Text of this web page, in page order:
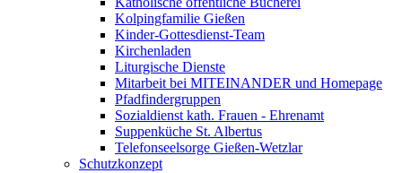
Kolpingfamilie Gießen
Kinder-Gottesdienst-Team
Kirchenladen
Liturgische Dienste
Mitarbeit bei MITEINANDER und Homepage
Pfadfindergruppen
Sozialdienst kath. Frauen - Ehrenamt
Suppenküche St. Albertus
Telefonseelsorge Gießen-Wetzlar
Schutzkonzept